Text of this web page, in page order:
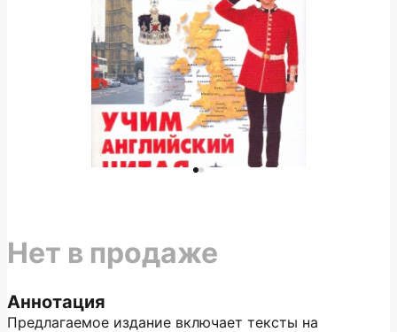
Аннотация
Предлагаемое издание включает тексты на
Нет в продаже